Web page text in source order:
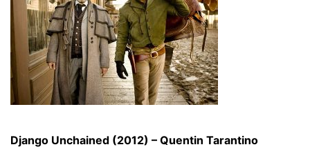
Django Unchained (2012) – Quentin Tarantino